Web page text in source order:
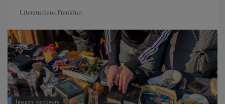
Literaturhaus Frankfurt
Imagen: stockwars